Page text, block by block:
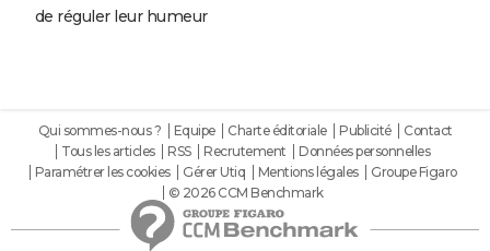
de réguler leur humeur
Qui sommes-nous ? Equipe Charte éditoriale Publicité
Contact
Tous les articles
RSS Recrutement
Données personnelles
Paramétrer les cookies
Gérer Utiq Mentions légales
Groupe Figaro
© 2026 CCM Benchmark